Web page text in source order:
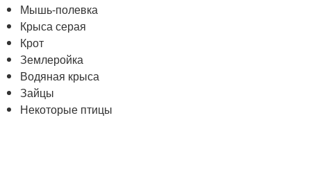
Мышь-полевка
Крыса серая
Крот
Землеройка
Водяная крыса
Зайцы
Некоторые птицы